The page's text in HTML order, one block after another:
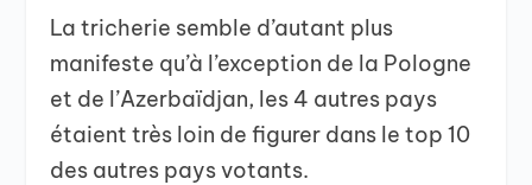
La tricherie semble d’autant plus
manifeste qu’à l’exception de la Pologne
et de l’Azerbaïdjan, les 4 autres pays
étaient très loin de figurer dans le top 10
des autres pays votants.